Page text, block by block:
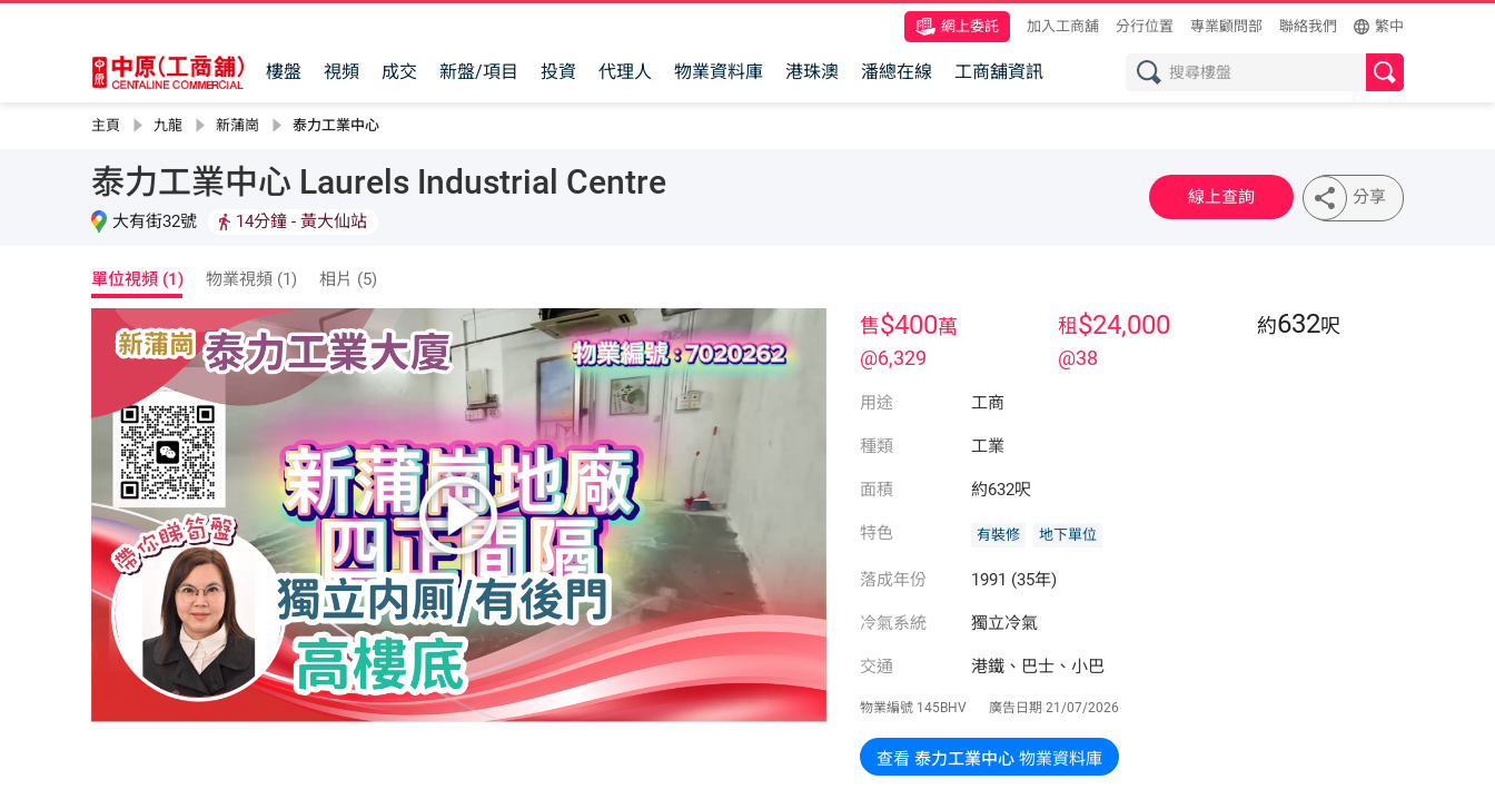
網上委託 加入工商舖 分行位置 專業顧問部 聯絡我們 繁中
樓盤 視頻 成交 新盤/項目 投資 代理人 物業資料庫 港珠澳 潘總在線 工商舖資訊
主頁 九龍 新蒲崗 泰力工業中心
泰力工業中心 Laurels Industrial Centre
大有街32號 14分鐘 - 黃大仙站
線上查詢 分享
單位視頻 (1) 物業視頻 (1) 相片 (5)
售$400萬
@6,329
租$24,000
@38
約632呎
用途 工商
種類 工業
面積 約632呎
特色 有裝修 地下單位
落成年份 1991 (35年)
冷氣系統 獨立冷氣
交通 港鐵、巴士、小巴
物業編號 145BHV 廣告日期 21/07/2026
查看 泰力工業中心 物業資料庫